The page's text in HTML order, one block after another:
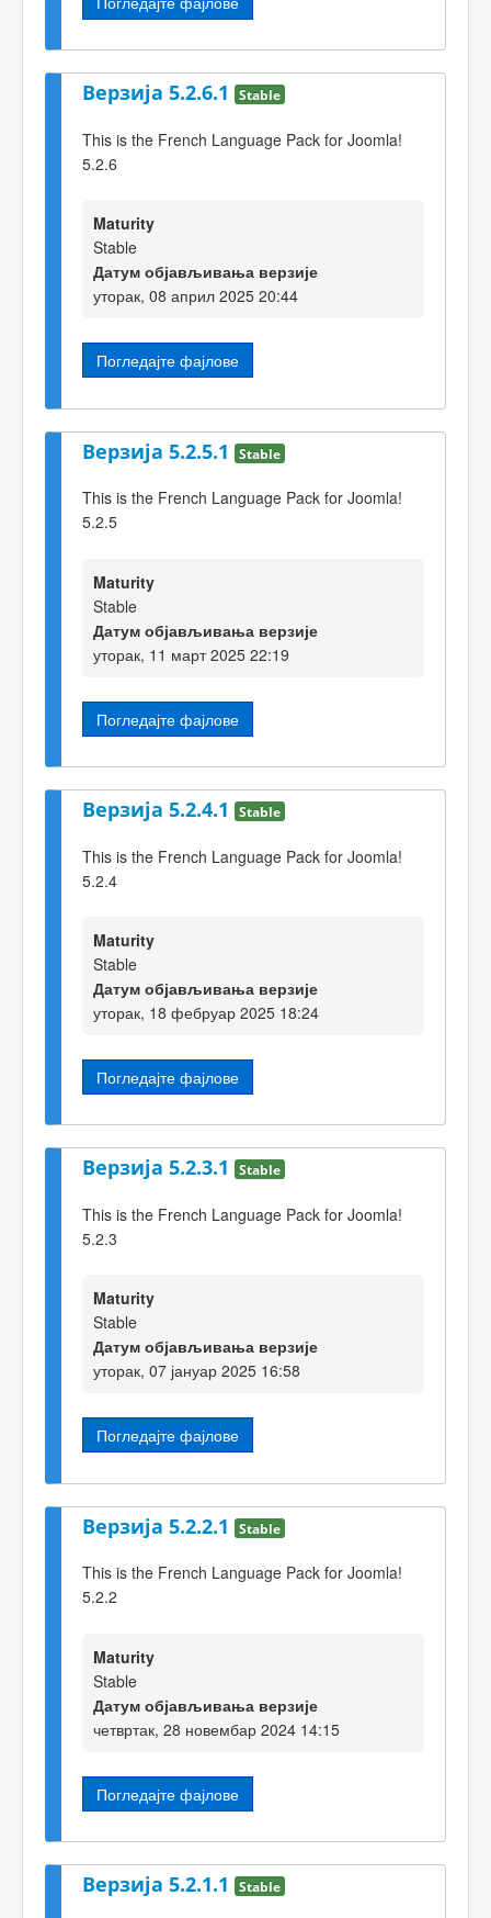
Верзија 5.2.6.1 Stable
This is the French Language Pack for Joomla!
5.2.6
Maturity
Stable
Датум објављивања верзије
уторак, 08 април 2025 20:44
Погледајте фајлове
Верзија 5.2.5.1 Stable
This is the French Language Pack for Joomla!
5.2.5
Maturity
Stable
Датум објављивања верзије
уторак, 11 март 2025 22:19
Погледајте фајлове
Верзија 5.2.4.1 Stable
This is the French Language Pack for Joomla!
5.2.4
Maturity
Stable
Датум објављивања верзије
уторак, 18 фебруар 2025 18:24
Погледајте фајлове
Верзија 5.2.3.1 Stable
This is the French Language Pack for Joomla!
5.2.3
Maturity
Stable
Датум објављивања верзије
уторак, 07 јануар 2025 16:58
Погледајте фајлове
Верзија 5.2.2.1 Stable
This is the French Language Pack for Joomla!
5.2.2
Maturity
Stable
Датум објављивања верзије
четвртак, 28 новембар 2024 14:15
Погледајте фајлове
Верзија 5.2.1.1 Stable